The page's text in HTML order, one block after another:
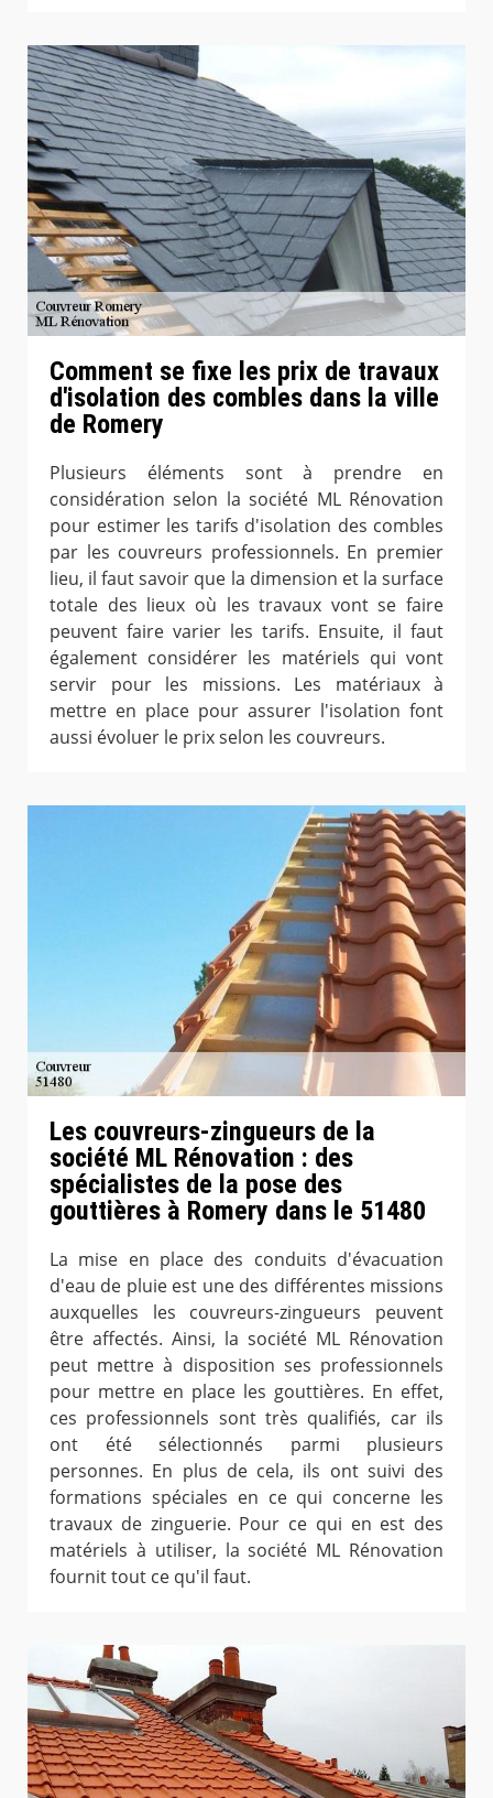
Comment se fixe les prix de travaux
d'isolation des combles dans la ville
de Romery
Plusieurs éléments sont à prendre en
considération selon la société ML Rénovation
pour estimer les tarifs d'isolation des combles
par les couvreurs professionnels. En premier
lieu, il faut savoir que la dimension et la surface
totale des lieux où les travaux vont se faire
peuvent faire varier les tarifs. Ensuite, il faut
également considérer les matériels qui vont
servir pour les missions. Les matériaux à
mettre en place pour assurer l'isolation font
aussi évoluer le prix selon les couvreurs.
Les couvreurs-zingueurs de la
société ML Rénovation : des
spécialistes de la pose des
gouttières à Romery dans le 51480
La mise en place des conduits d'évacuation
d'eau de pluie est une des différentes missions
auxquelles les couvreurs-zingueurs peuvent
être affectés. Ainsi, la société ML Rénovation
peut mettre à disposition ses professionnels
pour mettre en place les gouttières. En effet,
ces professionnels sont très qualifiés, car ils
ont été sélectionnés parmi plusieurs
personnes. En plus de cela, ils ont suivi des
formations spéciales en ce qui concerne les
travaux de zinguerie. Pour ce qui en est des
matériels à utiliser, la société ML Rénovation
fournit tout ce qu'il faut.